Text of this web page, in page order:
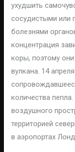
ухудшить
сосудистыми или
болезнями
концентрация
коры, поэтому
вулкана. 14
количества
воздушного
территорией
в аэропортах